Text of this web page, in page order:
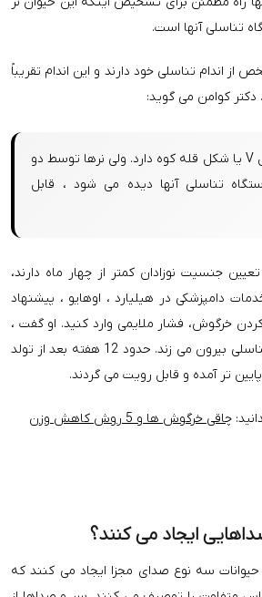
تناسلی آنها است.
اندام تناسلی خود دارند و این اندام تقریباً
دکتر کوامن می گوید:
اندام ماده ها، یک شکل V یا شکل قله کوه دارد. ولی نرها توسط دو
تناسلی آنها دیده می شود ، قابل
جنسیت نوزادان کمتر از چهار ماه دارند،
دامپزشکی در هیلیارد ، اوهایو ، پیشنهاد
خرگوش، فشار ملایمی وارد کنید. او گفت ،
اگر حیوان نر باشد ، آلت تناسلی بیرون می زند. حدود 12 هفته بعد از تولد
تر آمده و قابل رویت می گردند.
چاقی خرگوش ها و 5 روش کاهش وزن
ایجاد می کنند؟
حیوانات سه نوع صدای مجزا ایجاد می کنند که